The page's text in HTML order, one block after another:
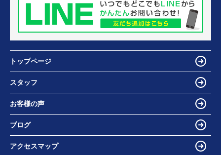
トップページ
スタッフ
お客様の声
ブログ
アクセスマップ